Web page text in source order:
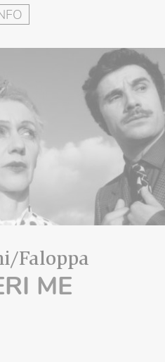
Faloppa
ME